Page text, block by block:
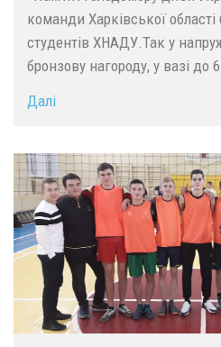
команди Харківської
студентів ХНАДУ.Так у
бронзову нагороду, у вазі до
Далі